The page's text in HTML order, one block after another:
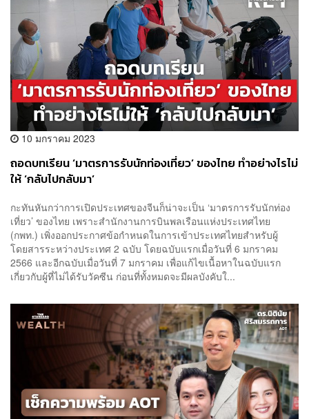
10 มกราคม 2023
ถอดบทเรียน ‘มาตรการรับนักท่องเที่ยว’ ของไทย ทำอย่างไรไม่
ให้ ‘กลับไปกลับมา’
กะทันหันกว่าการเปิดประเทศของจีนก็น่าจะเป็น ‘มาตรการรับนักท่อง
เที่ยว’ ของไทย เพราะสำนักงานการบินพลเรือนแห่งประเทศไทย
(กพท.) เพิ่งออกประกาศข้อกำหนดในการเข้าประเทศไทยสำหรับผู้
โดยสารระหว่างประเทศ 2 ฉบับ โดยฉบับแรกเมื่อวันที่ 6 มกราคม
2566 และอีกฉบับเมื่อวันที่ 7 มกราคม เพื่อแก้ไขเนื้อหาในฉบับแรก
เกี่ยวกับผู้ที่ไม่ได้รับวัคซีน ก่อนที่ทั้งหมดจะมีผลบังคับใ...